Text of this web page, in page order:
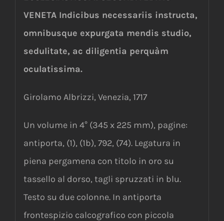
VENETA Indicibus necessariis instructa,
omnibusque expurgata mendis studio,
sedulitate, ac diligentia perquàm
oculatissima.
Girolamo Albrizzi, Venezia, 1717
Un volume in 4° (345 x 225 mm), pagine:
antiporta, (1), (1b), 792, (74). Legatura in
piena pergamena con titolo in oro su
tassello al dorso, tagli spruzzati in blu.
Testo su due colonne. In antiporta
frontespizio calcografico con piccola